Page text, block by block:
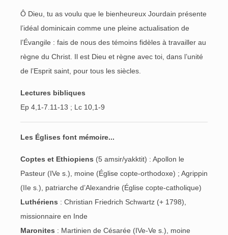
Ô Dieu, tu as voulu que le bienheureux Jourdain présente
l’idéal dominicain comme une pleine actualisation de
l’Évangile : fais de nous des témoins fidèles à travailler au
règne du Christ. Il est Dieu et règne avec toi, dans l’unité
de l’Esprit saint, pour tous les siècles.
Lectures bibliques
Ep 4,1-7.11-13 ; Lc 10,1-9
Les Églises font mémoire...
Coptes et Ethiopiens (5 amsir/yakktit) : Apollon le
Pasteur (IVe s.), moine (Église copte-orthodoxe) ; Agrippin
(IIe s.), patriarche d’Alexandrie (Église copte-catholique)
Luthériens : Christian Friedrich Schwartz (+ 1798),
missionnaire en Inde
Maronites : Martinien de Césarée (IVe-Ve s.), moine